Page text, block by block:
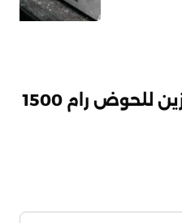
دكد – نظام أدراج التخزين للحوض رام 1500